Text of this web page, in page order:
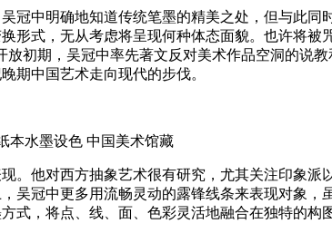
冠中明确地知道传统笔墨的精美之处，但与此
形式，无从考虑将呈现何种体态面貌。也许将
放初期，吴冠中率先著文反对美术作品空洞的说
期中国艺术走向现代的步伐。
本水墨设色 中国美术馆藏
。他对西方抽象艺术很有研究，尤其关注印象
吴冠中更多用流畅灵动的露锋线条来表现对象
式，将点、线、面、色彩灵活地融合在独特的构